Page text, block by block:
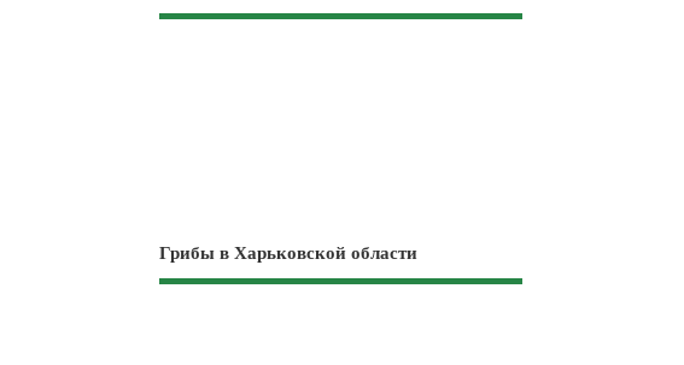
Грибы в Харьковской области